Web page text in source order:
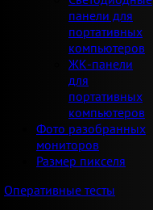
панели для
портативных
компьютеров
ЖК-панели
для
портативных
компьютеров
Фото разобранных
мониторов
Размер пикселя
Оперативные тесты